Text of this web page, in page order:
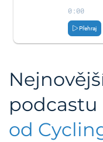
0:00
Přehraj
podcastu
od